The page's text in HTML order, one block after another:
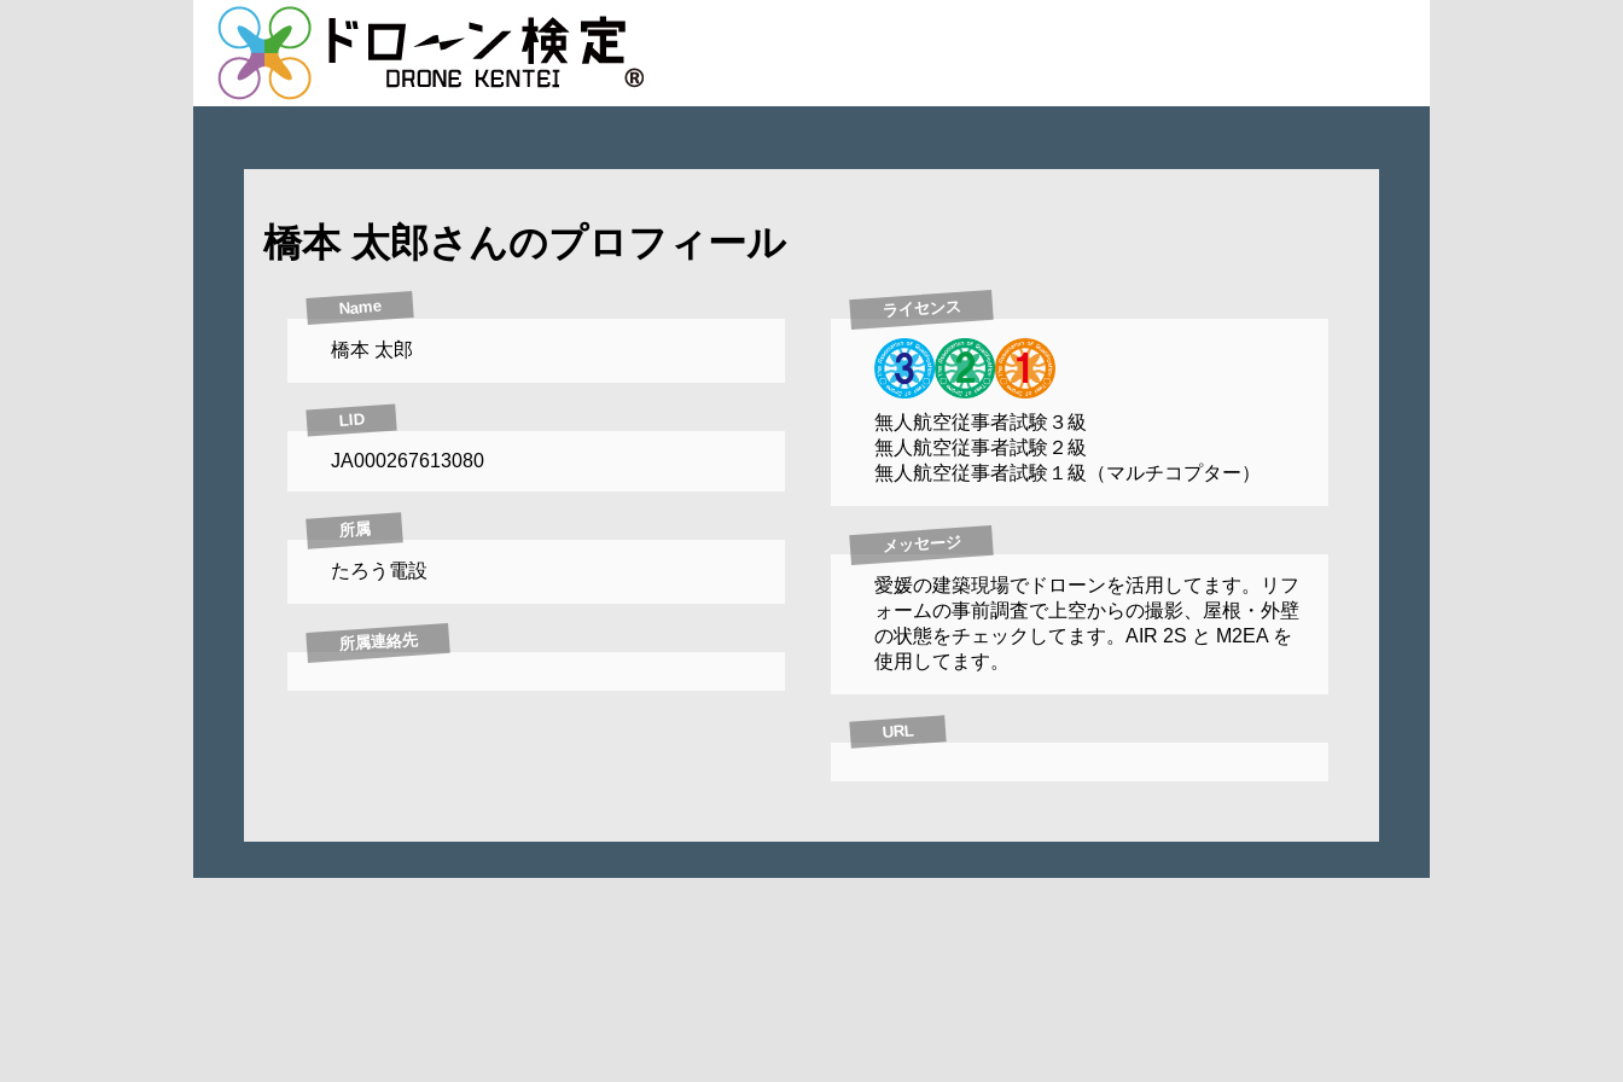
橋本 太郎さんのプロフィール
Name
橋本 太郎
LID
JA000267613080
所属
たろう電設
所属連絡先
ライセンス
無人航空従事者試験３級
無人航空従事者試験２級
無人航空従事者試験１級（マルチコプター）
メッセージ
愛媛の建築現場でドローンを活用してます。リフ
ォームの事前調査で上空からの撮影、屋根・外壁
の状態をチェックしてます。AIR 2S と M2EA を
使用してます。
URL